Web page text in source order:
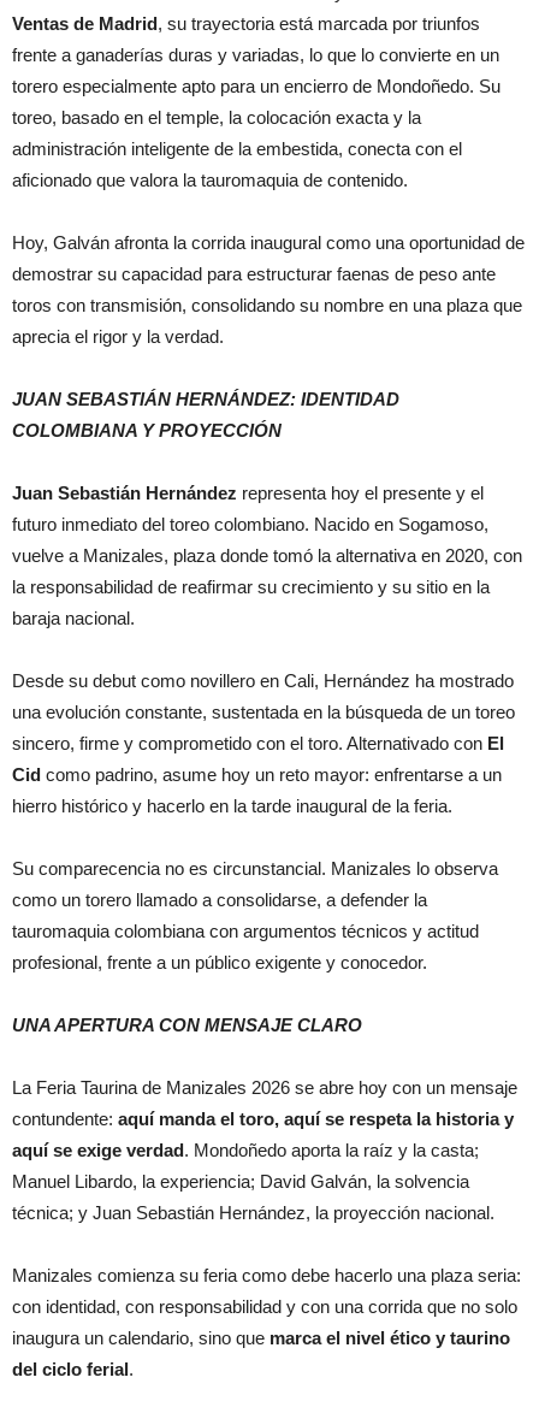
Ventas de Madrid, su trayectoria está marcada por triunfos
frente a ganaderías duras y variadas, lo que lo convierte en un
torero especialmente apto para un encierro de Mondoñedo. Su
toreo, basado en el temple, la colocación exacta y la
administración inteligente de la embestida, conecta con el
aficionado que valora la tauromaquia de contenido.
Hoy, Galván afronta la corrida inaugural como una oportunidad de
demostrar su capacidad para estructurar faenas de peso ante
toros con transmisión, consolidando su nombre en una plaza que
aprecia el rigor y la verdad.
JUAN SEBASTIÁN HERNÁNDEZ: IDENTIDAD
COLOMBIANA Y PROYECCIÓN
Juan Sebastián Hernández representa hoy el presente y el
futuro inmediato del toreo colombiano. Nacido en Sogamoso,
vuelve a Manizales, plaza donde tomó la alternativa en 2020, con
la responsabilidad de reafirmar su crecimiento y su sitio en la
baraja nacional.
Desde su debut como novillero en Cali, Hernández ha mostrado
una evolución constante, sustentada en la búsqueda de un toreo
sincero, firme y comprometido con el toro. Alternativado con El
Cid como padrino, asume hoy un reto mayor: enfrentarse a un
hierro histórico y hacerlo en la tarde inaugural de la feria.
Su comparecencia no es circunstancial. Manizales lo observa
como un torero llamado a consolidarse, a defender la
tauromaquia colombiana con argumentos técnicos y actitud
profesional, frente a un público exigente y conocedor.
UNA APERTURA CON MENSAJE CLARO
La Feria Taurina de Manizales 2026 se abre hoy con un mensaje
contundente: aquí manda el toro, aquí se respeta la historia y
aquí se exige verdad. Mondoñedo aporta la raíz y la casta;
Manuel Libardo, la experiencia; David Galván, la solvencia
técnica; y Juan Sebastián Hernández, la proyección nacional.
Manizales comienza su feria como debe hacerlo una plaza seria:
con identidad, con responsabilidad y con una corrida que no solo
inaugura un calendario, sino que marca el nivel ético y taurino
del ciclo ferial.